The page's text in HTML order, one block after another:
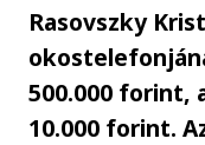
Rasovszky
500.000 forint,
10.000 forint.